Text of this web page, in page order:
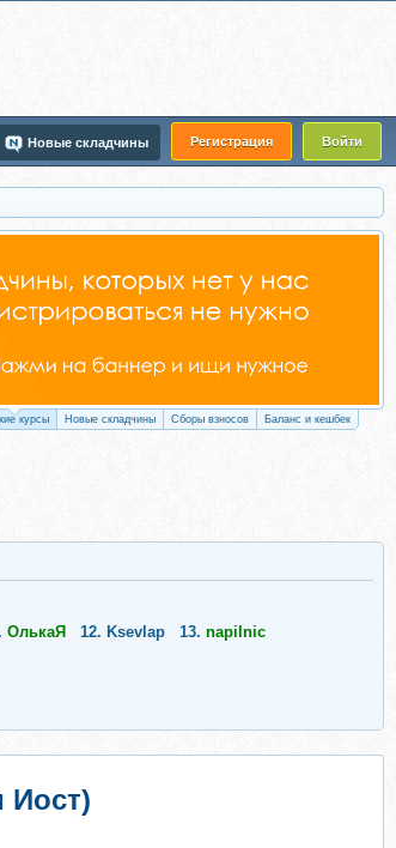
Регистрация Войти
Новые складчины
курсы Новые складчины Сборы взносов Баланс и кешбек
ОлькаЯ 12. Ksevlap 13. napilnic
Иост)